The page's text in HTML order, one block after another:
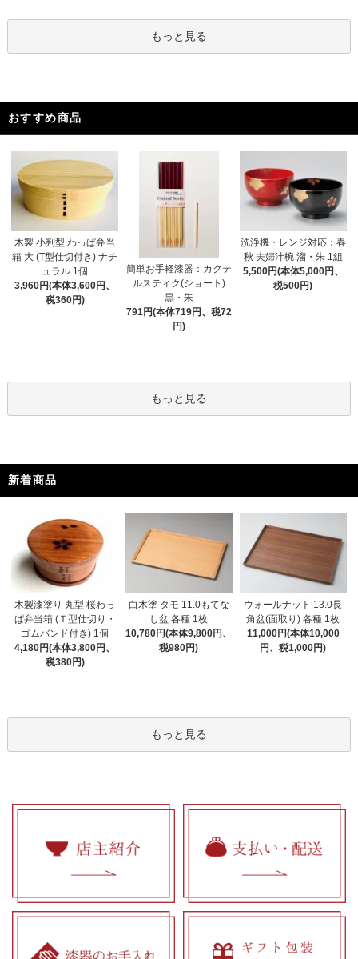
もっと見る
おすすめ商品
木製 小判型 わっぱ弁当
箱 大 (T型仕切付き) ナチ
ュラル 1個
3,960円(本体3,600円、
税360円)
簡単お手軽漆器：カクテ
ルスティク(ショート)
黒・朱
791円(本体719円、税72
円)
洗浄機・レンジ対応：春
秋 夫婦汁椀 溜・朱 1組
5,500円(本体5,000円、
税500円)
もっと見る
新着商品
木製漆塗り 丸型 桜わっ
ぱ弁当箱 (Ｔ型仕切り・
ゴムバンド付き) 1個
4,180円(本体3,800円、
税380円)
白木塗 タモ 11.0もてな
し盆 各種 1枚
10,780円(本体9,800円、
税980円)
ウォールナット 13.0長
角盆(面取り) 各種 1枚
11,000円(本体10,000
円、税1,000円)
もっと見る